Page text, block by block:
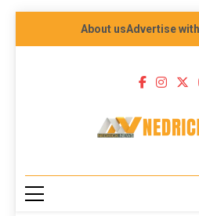
About usAdvertise